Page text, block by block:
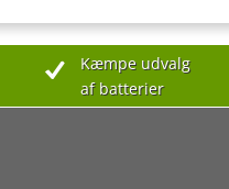
Kæmpe udvalg
af batterier